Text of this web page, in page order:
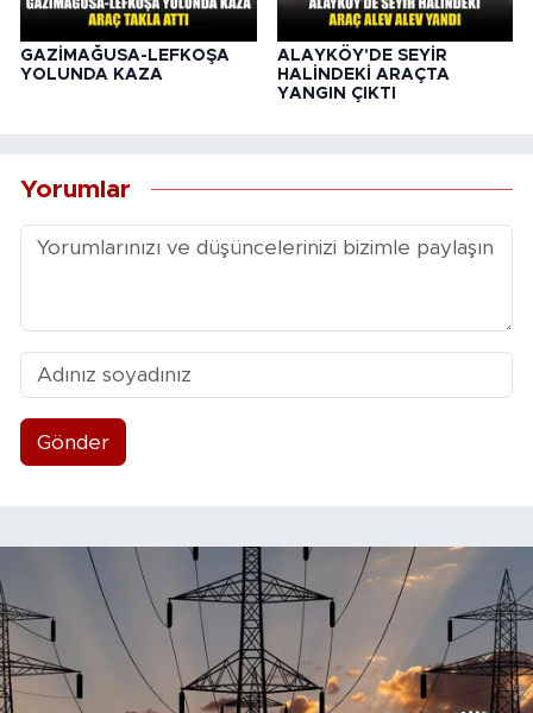
GAZİMAĞUSA-LEFKOŞA
YOLUNDA KAZA
ALAYKÖY'DE SEYİR
HALİNDEKİ ARAÇTA
YANGIN ÇIKTI
Yorumlar
Gönder